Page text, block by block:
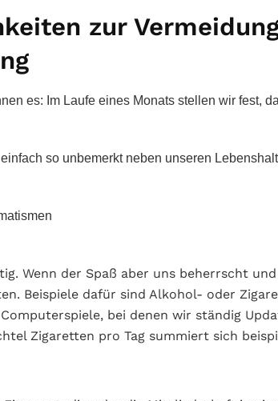
zur
es: Im Laufe eines Monats stellen wir fest,
so unbemerkt neben unseren
Wenn der Spaß aber uns beherrscht
Beispiele dafür sind Alkohol- oder
bei denen wir ständig
Zigaretten pro Tag summiert sich